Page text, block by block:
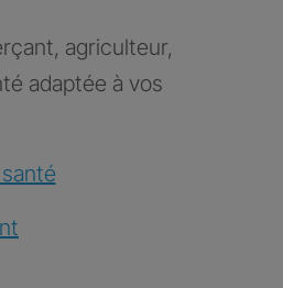
agriculteur,
adaptée à vos